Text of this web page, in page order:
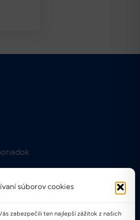
súborov cookies
zabezpečili ten najlepší zážitok z našich